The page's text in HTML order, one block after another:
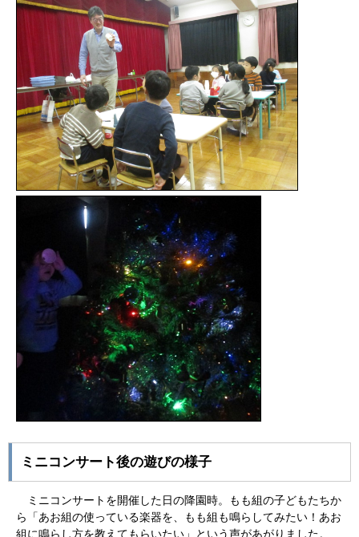
ミニコンサート後の遊びの様子
ミニコンサートを開催した日の降園時。もも組の子どもたちか
ら「あお組の使っている楽器を、もも組も鳴らしてみたい！あお
組に鳴らし方を教えてもらいたい」という声があがりました。